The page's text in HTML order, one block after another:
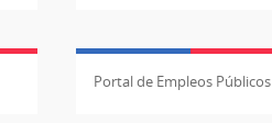
Portal de Empleos Públicos